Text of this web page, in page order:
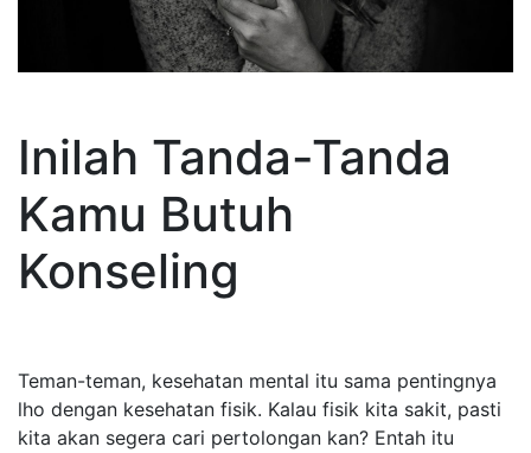
Inilah Tanda-Tanda
Kamu Butuh
Konseling
Teman-teman, kesehatan mental itu sama pentingnya
lho dengan kesehatan fisik. Kalau fisik kita sakit, pasti
kita akan segera cari pertolongan kan? Entah itu